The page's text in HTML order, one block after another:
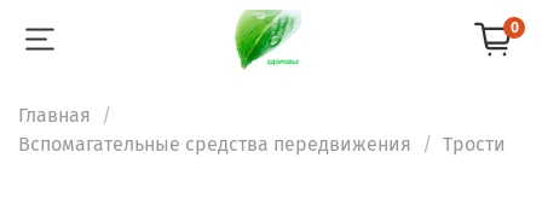
0
Главная
Вспомагательные средства передвижения
Трости